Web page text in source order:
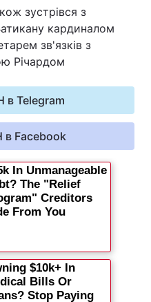
Туризм
Погода
Думки
Вакансії
Фотобанк
зустрівся з
кардиналом
зв'язків з
Річардом
в Telegram
в Facebook